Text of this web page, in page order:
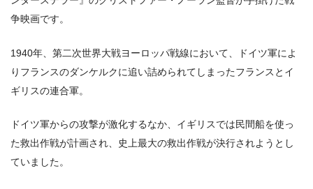
争映画です。
1940年、第二次世界大戦ヨーロッパ戦線において、ドイツ軍によ
りフランスのダンケルクに追い詰められてしまったフランスとイ
ギリスの連合軍。
ドイツ軍からの攻撃が激化するなか、イギリスでは民間船を使っ
た救出作戦が計画され、史上最大の救出作戦が決行されようとし
ていました。